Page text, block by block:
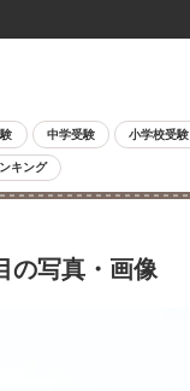
中学受験 小学校受験
キング
の写真・画像